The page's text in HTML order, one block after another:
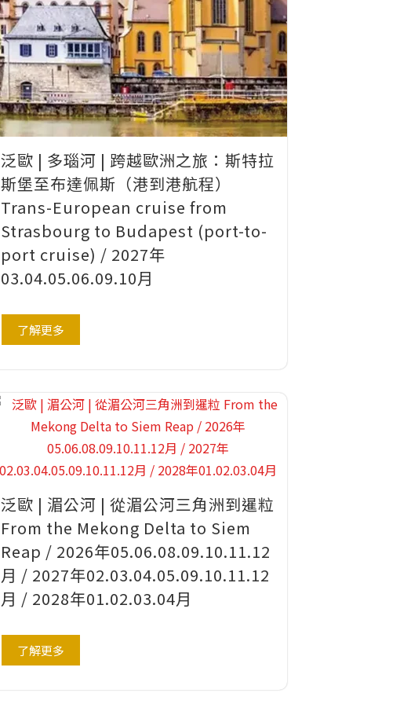
泛歐 | 多瑙河 | 跨越歐洲之旅：斯特拉
斯堡至布達佩斯（港到港航程）
Trans-European cruise from
Strasbourg to Budapest (port-to-
port cruise) / 2027年
03.04.05.06.09.10月
了解更多
泛歐 | 湄公河 | 從湄公河三角洲到暹粒
From the Mekong Delta to Siem
Reap / 2026年05.06.08.09.10.11.12
月 / 2027年02.03.04.05.09.10.11.12
月 / 2028年01.02.03.04月
了解更多